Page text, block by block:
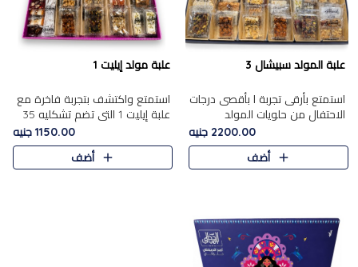
علبة المولد سبيشال 3
استمتع بأرقى تجربة ا بأقصى درجات
الاحتفال من حلويات المولد
المصريه الأصيلة مع هذه الفخامة
مع علبة سبيشال 3 التي تضم 56
قطعة من تشكيلة استثن..
2200.00 جنيه
أضف
علبة مولد إيليت 1
استمتع واكتشف بتجربة فاخرة مع
علبة إيليت 1 التي تضم تشكليه 35
قطعة من أرقى حلويات المولد
المصري الأصيلة ,معروضة بشكل
جميل في علبة أنيقة ، في..
1150.00 جنيه
أضف